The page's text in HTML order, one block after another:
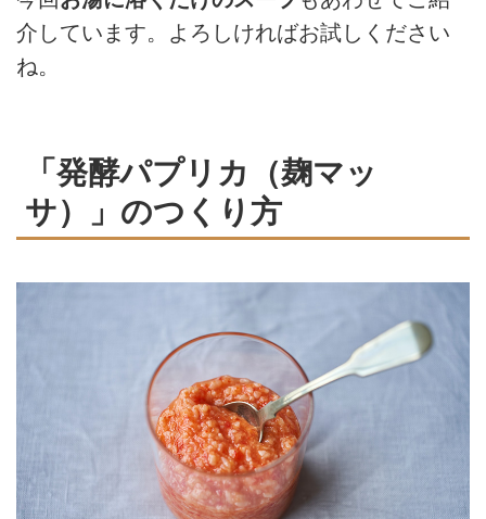
介しています。よろしければお試しください
ね。
「発酵パプリカ（麹マッ
サ）」のつくり方